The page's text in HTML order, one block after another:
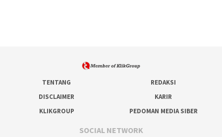
TENTANG
REDAKSI
DISCLAIMER
KARIR
KLIKGROUP
PEDOMAN MEDIA SIBER
SOCIAL NETWORK